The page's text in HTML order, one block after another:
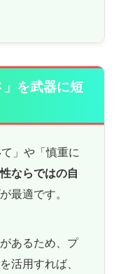
を武器に短
」や「慎重に
ならではの自
が最適です。
あるため、プ
活用すれば、